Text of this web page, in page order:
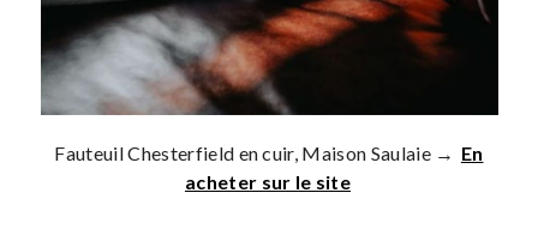
Fauteuil Chesterfield en cuir, Maison Saulaie → En
acheter sur le site